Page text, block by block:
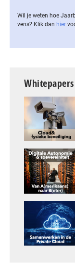
Wil je weten hoe
vens? Klik dan hier
Whitepapers